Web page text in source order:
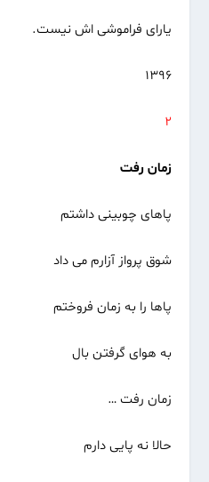
یارای فراموشی اش نیست.
۱۳۹۶
۲
زمان رفت
پاهای چوبینی داشتم
شوق پرواز آزارم می داد
پاها را به زمان فروختم
به هوای گرفتن بال
زمان رفت …
حالا نه پایی دارم